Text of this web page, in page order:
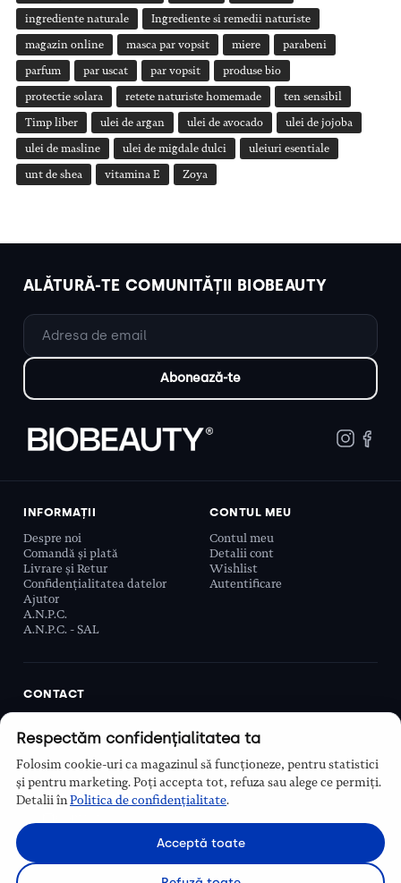
ingrediente naturale Ingrediente si remedii naturiste
magazin online masca par vopsit miere parabeni
parfum par uscat par vopsit produse bio
protectie solara retete naturiste homemade ten sensibil
Timp liber ulei de argan ulei de avocado ulei de jojoba
ulei de masline ulei de migdale dulci uleiuri esentiale
unt de shea vitamina E Zoya
ALĂTURĂ-TE COMUNITĂȚII BIOBEAUTY
INFORMAȚII
Despre noi
Comandă și plată
Livrare și Retur
Confidențialitatea datelor
Ajutor
A.N.P.C.
A.N.P.C. - SAL
CONTUL MEU
Contul meu
Detalii cont
Wishlist
Autentificare
CONTACT
Sector 6, București, România
Program
Luni–Vineri, 9:00 – 16:00
Respectăm confidențialitatea ta
Folosim cookie-uri ca magazinul să funcționeze, pentru statistici
și pentru marketing. Poți accepta tot, refuza sau alege ce permiți.
Detalii înPolitica de confidențialitate.
Acceptă toate